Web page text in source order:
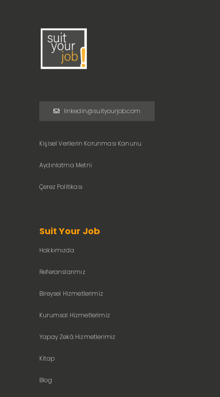
linkedin@suityourjob.com
Kişisel Verilerin Korunması Kanunu
Aydınlatma Metni
Çerez Politikası
Suit Your Job
Hakkımızda
Referanslarımız
Bireysel Hizmetlerimiz
Kurumsal Hizmetlerimiz
Yapay Zekâ Hizmetlerimiz
Kitap
Blog